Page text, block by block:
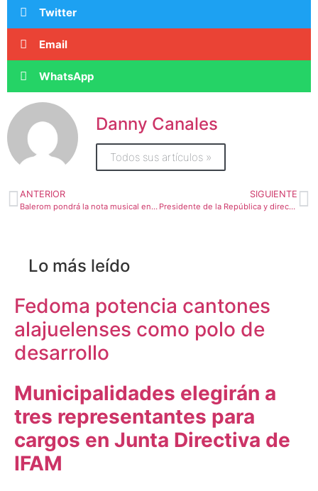
Twitter
Email
WhatsApp
Danny Canales
Todos sus artículos »
ANTERIOR
Balerom pondrá la nota musical en el quinto programa de Transitarte en Botica
SIGUIENTE
Presidente de la República y director de Dinadeco homenajean a líderes comunales en su día
Lo más leído
Fedoma potencia cantones
alajuelenses como polo de
desarrollo
Municipalidades elegirán a
tres representantes para
cargos en Junta Directiva de
IFAM